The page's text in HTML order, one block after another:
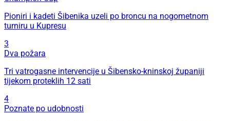
Pioniri i kadeti Šibenika uzeli po broncu na nogometnom
turniru u Kupresu
3
Dva požara
Tri vatrogasne intervencije u Šibensko-kninskoj županiji
tijekom proteklih 12 sati
4
Poznate po udobnosti